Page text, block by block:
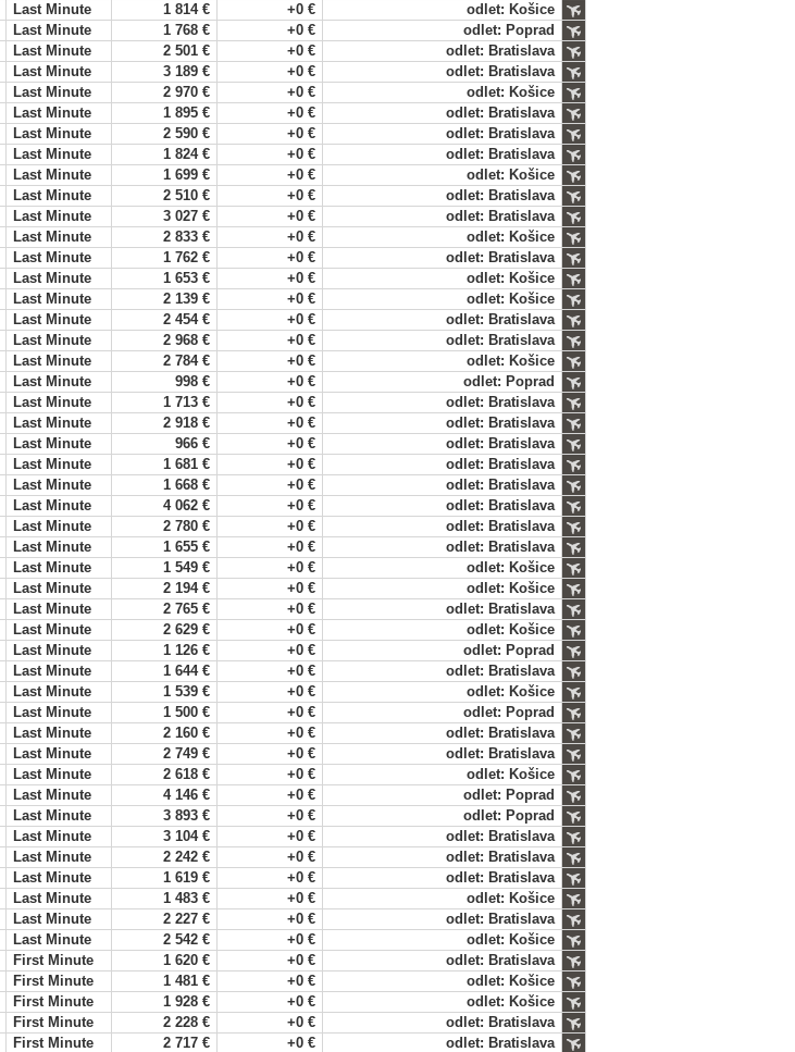
Last Minute 1 814 € +0 €
odlet: Košice
Last Minute 1 768 € +0 €
odlet: Poprad
Last Minute 2 501 € +0 €
odlet: Bratislava
Last Minute 3 189 € +0 €
odlet: Bratislava
Last Minute 2 970 € +0 €
odlet: Košice
Last Minute 1 895 € +0 €
odlet: Bratislava
Last Minute 2 590 € +0 €
odlet: Bratislava
Last Minute 1 824 € +0 €
odlet: Bratislava
Last Minute 1 699 € +0 €
odlet: Košice
Last Minute 2 510 € +0 €
odlet: Bratislava
Last Minute 3 027 € +0 €
odlet: Bratislava
Last Minute 2 833 € +0 €
odlet: Košice
Last Minute 1 762 € +0 €
odlet: Bratislava
Last Minute 1 653 € +0 €
odlet: Košice
Last Minute 2 139 € +0 €
odlet: Košice
Last Minute 2 454 € +0 €
odlet: Bratislava
Last Minute 2 968 € +0 €
odlet: Bratislava
Last Minute 2 784 € +0 €
odlet: Košice
Last Minute 998 € +0 €
odlet: Poprad
Last Minute 1 713 € +0 €
odlet: Bratislava
Last Minute 2 918 € +0 €
odlet: Bratislava
Last Minute 966 € +0 €
odlet: Bratislava
Last Minute 1 681 € +0 €
odlet: Bratislava
Last Minute 1 668 € +0 €
odlet: Bratislava
Last Minute 4 062 € +0 €
odlet: Bratislava
Last Minute 2 780 € +0 €
odlet: Bratislava
Last Minute 1 655 € +0 €
odlet: Bratislava
Last Minute 1 549 € +0 €
odlet: Košice
Last Minute 2 194 € +0 €
odlet: Košice
Last Minute 2 765 € +0 €
odlet: Bratislava
Last Minute 2 629 € +0 €
odlet: Košice
Last Minute 1 126 € +0 €
odlet: Poprad
Last Minute 1 644 € +0 €
odlet: Bratislava
Last Minute 1 539 € +0 €
odlet: Košice
Last Minute 1 500 € +0 €
odlet: Poprad
Last Minute 2 160 € +0 €
odlet: Bratislava
Last Minute 2 749 € +0 €
odlet: Bratislava
Last Minute 2 618 € +0 €
odlet: Košice
Last Minute 4 146 € +0 €
odlet: Poprad
Last Minute 3 893 € +0 €
odlet: Poprad
Last Minute 3 104 € +0 €
odlet: Bratislava
Last Minute 2 242 € +0 €
odlet: Bratislava
Last Minute 1 619 € +0 €
odlet: Bratislava
Last Minute 1 483 € +0 €
odlet: Košice
Last Minute 2 227 € +0 €
odlet: Bratislava
Last Minute 2 542 € +0 €
odlet: Košice
First Minute 1 620 € +0 €
odlet: Bratislava
First Minute 1 481 € +0 €
odlet: Košice
First Minute 1 928 € +0 €
odlet: Košice
First Minute 2 228 € +0 €
odlet: Bratislava
First Minute 2 717 € +0 €
odlet: Bratislava